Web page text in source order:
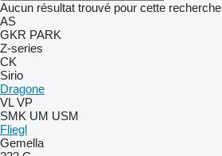
Aucun résultat trouvé pour cette recherche
AS
GKR PARK
Z-series
CK
Sirio
Dragone
VL VP
SMK UM USM
Fliegl
Gemella